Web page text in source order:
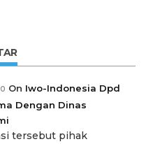
On Iwo-Indonesia Dpd
Dengan Dinas
tersebut pihak